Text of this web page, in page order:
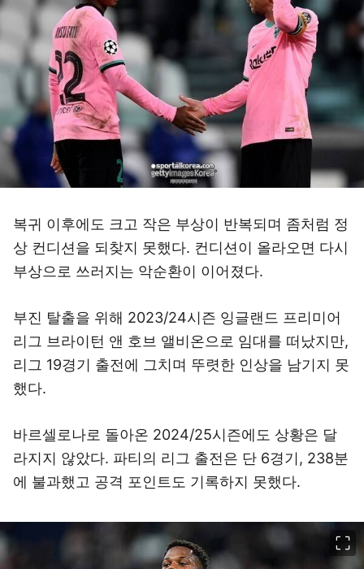
복귀 이후에도 크고 작은 부상이 반복되며 좀처럼 정
상 컨디션을 되찾지 못했다. 컨디션이 올라오면 다시
부상으로 쓰러지는 악순환이 이어졌다.
부진 탈출을 위해 2023/24시즌 잉글랜드 프리미어
리그 브라이턴 앤 호브 앨비온으로 임대를 떠났지만,
리그 19경기 출전에 그치며 뚜렷한 인상을 남기지 못
했다.
바르셀로나로 돌아온 2024/25시즌에도 상황은 달
라지지 않았다. 파티의 리그 출전은 단 6경기, 238분
에 불과했고 공격 포인트도 기록하지 못했다.